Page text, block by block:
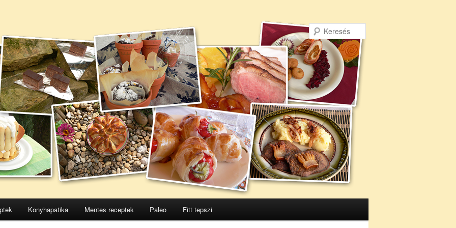
Konyhapatika Mentes receptek Paleo Fitt tepszi